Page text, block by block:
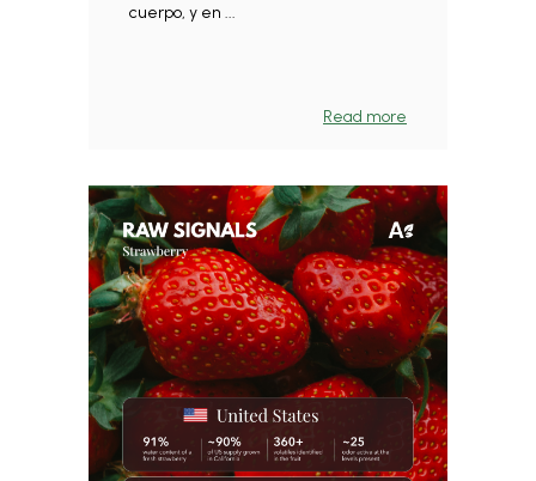
cuerpo, y en ...
Read more